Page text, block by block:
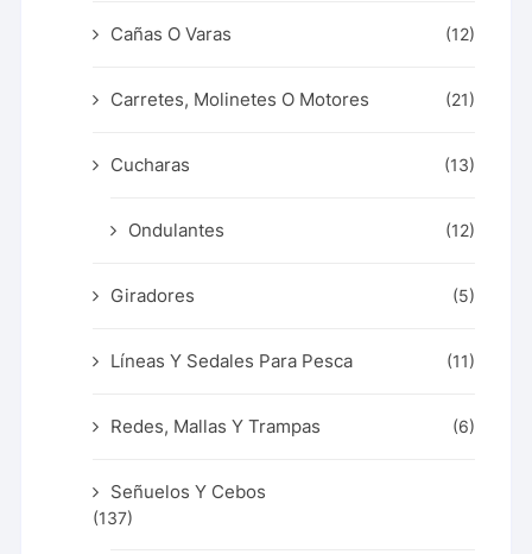
Cañas O Varas (12)
Carretes, Molinetes O Motores (21)
Cucharas (13)
Ondulantes (12)
Giradores (5)
Líneas Y Sedales Para Pesca (11)
Redes, Mallas Y Trampas (6)
Señuelos Y Cebos
(137)